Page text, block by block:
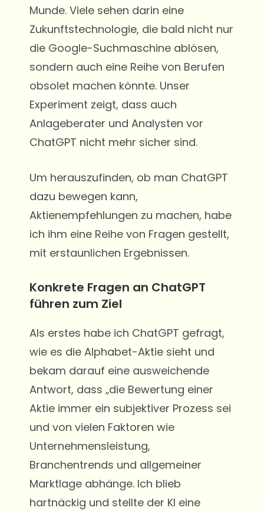
Munde. Viele sehen darin eine
Zukunftstechnologie, die bald nicht nur
die Google-Suchmaschine ablösen,
sondern auch eine Reihe von Berufen
obsolet machen könnte. Unser
Experiment zeigt, dass auch
Anlageberater und Analysten vor
ChatGPT nicht mehr sicher sind.
Um herauszufinden, ob man ChatGPT
dazu bewegen kann,
Aktienempfehlungen zu machen, habe
ich ihm eine Reihe von Fragen gestellt,
mit erstaunlichen Ergebnissen.
Konkrete Fragen an ChatGPT
führen zum Ziel
Als erstes habe ich ChatGPT gefragt,
wie es die Alphabet-Aktie sieht und
bekam darauf eine ausweichende
Antwort, dass „die Bewertung einer
Aktie immer ein subjektiver Prozess sei
und von vielen Faktoren wie
Unternehmensleistung,
Branchentrends und allgemeiner
Marktlage abhänge. Ich blieb
hartnäckig und stellte der KI eine